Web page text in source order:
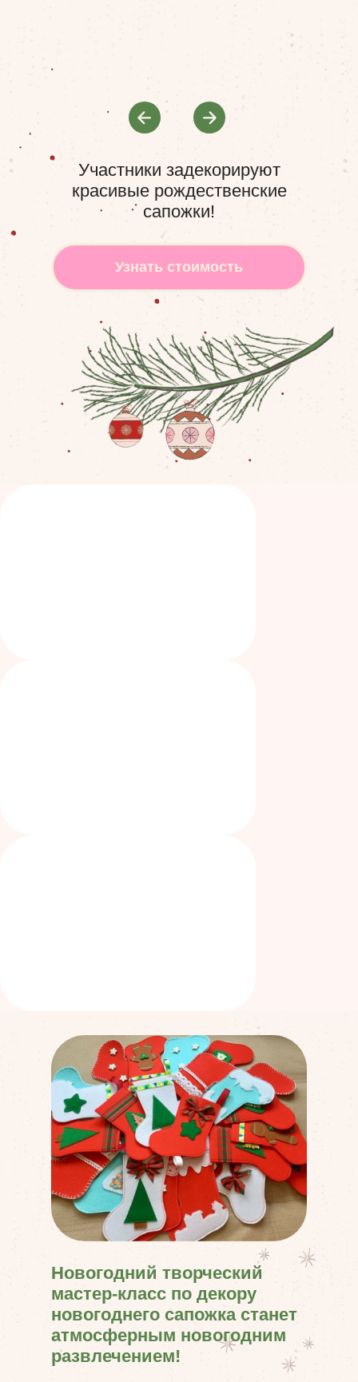
Участники задекорируют
красивые рождественские
сапожки!
Узнать стоимость
Новогодний творческий
мастер-класс по декору
новогоднего сапожка станет
атмосферным новогодним
развлечением!